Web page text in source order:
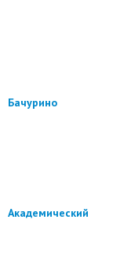
Бачурино
Академический